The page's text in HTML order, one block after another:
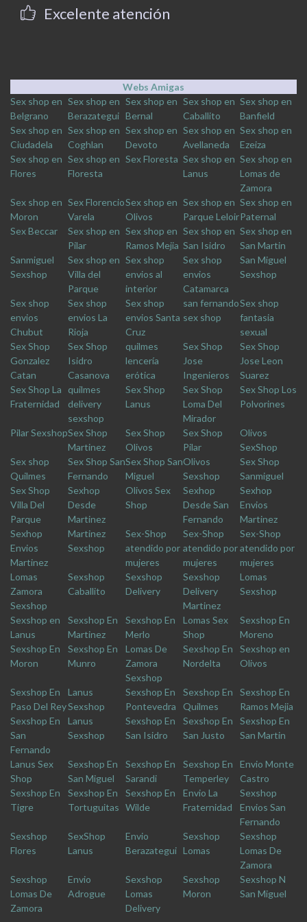
Excelente atención
Webs Amigas
Sex shop en
Belgrano
Sex shop en
Berazategui
Sex shop en
Bernal
Sex shop en
Caballito
Sex shop en
Banfield
Sex shop en
Ciudadela
Sex shop en
Coghlan
Sex shop en
Devoto
Sex shop en
Avellaneda
Sex shop en
Ezeiza
Sex shop en
Flores
Sex shop en
Floresta
Sex Floresta Sex shop en
Lanus
Sex shop en
Lomas de
Zamora
Sex shop en
Moron
Sex Florencio
Varela
Sex shop en
Olivos
Sex shop en
Parque Leloir
Sex shop en
Paternal
Sex Beccar
Sex shop en
Pilar
Sex shop en
Ramos Mejia
Sex shop en
San Isidro
Sex shop en
San Martin
Sanmiguel
Sexshop
Sex shop en
Villa del
Parque
Sex shop
envios al
interior
Sex shop
envios
Catamarca
San Miguel
Sexshop
Sex shop
envios
Chubut
Sex shop
envios La
Rioja
Sex shop
envios Santa
Cruz
san fernando
sex shop
Sex shop
fantasia
sexual
Sex Shop
Gonzalez
Catan
Sex Shop
Isidro
Casanova
quilmes
lencería
erótica
Sex Shop
Jose
Ingenieros
Sex Shop
Jose Leon
Suarez
Sex Shop La
Fraternidad
quilmes
delivery
sexshop
Sex Shop
Lanus
Sex Shop
Loma Del
Mirador
Sex Shop Los
Polvorines
Pilar SexshopSex Shop
Martinez
Sex Shop
Olivos
Sex Shop
Pilar
Olivos
SexShop
Sex shop
Quilmes
Sex Shop San
Fernando
Sex Shop San
Miguel
Olivos
Sexshop
Sex Shop
Sanmiguel
Sex Shop
Villa Del
Parque
Sexhop
Desde
Martinez
Olivos Sex
Shop
Sexhop
Desde San
Fernando
Sexhop
Envios
Martinez
Sexhop
Envios
Martinez
Martinez
Sexshop
Sex-Shop
atendido por
mujeres
Sex-Shop
atendido por
mujeres
Sex-Shop
atendido por
mujeres
Lomas
Zamora
Sexshop
Sexshop
Caballito
Sexshop
Delivery
Sexshop
Delivery
Martinez
Lomas
Sexshop
Sexshop en
Lanus
Sexshop En
Martinez
Sexshop En
Merlo
Lomas Sex
Shop
Sexshop En
Moreno
Sexshop En
Moron
Sexshop En
Munro
Lomas De
Zamora
Sexshop
Sexshop En
Nordelta
Sexshop en
Olivos
Sexshop En
Paso Del Rey
Lanus
Sexshop
Sexshop En
Pontevedra
Sexshop En
Quilmes
Sexshop En
Ramos Mejia
Sexshop En
San
Fernando
Lanus
Sexshop
Sexshop En
San Isidro
Sexshop En
San Justo
Sexshop En
San Martin
Lanus Sex
Shop
Sexshop En
San Miguel
Sexshop En
Sarandi
Sexshop En
Temperley
Envio Monte
Castro
Sexshop En
Tigre
Sexshop En
Tortuguitas
Sexshop En
Wilde
Envio La
Fraternidad
Sexshop
Envios San
Fernando
Sexshop
Flores
SexShop
Lanus
Envio
Berazategui
Sexshop
Lomas
Sexshop
Lomas De
Zamora
Sexshop
Lomas De
Zamora
Envio
Adrogue
Sexshop
Lomas
Delivery
Sexshop
Moron
Sexshop N
San Miguel